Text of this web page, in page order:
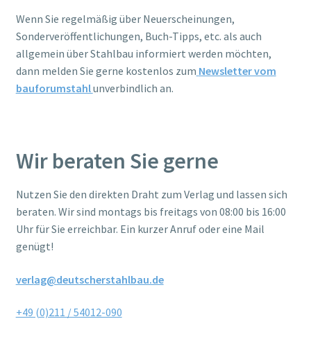
Wenn Sie regelmäßig über Neuerscheinungen,
Sonderveröffentlichungen, Buch-Tipps, etc. als auch
allgemein über Stahlbau informiert werden möchten,
dann melden Sie gerne kostenlos zum Newsletter vom
bauforumstahlunverbindlich an.
Wir beraten Sie gerne
Nutzen Sie den direkten Draht zum Verlag und lassen sich
beraten. Wir sind montags bis freitags von 08:00 bis 16:00
Uhr für Sie erreichbar. Ein kurzer Anruf oder eine Mail
genügt!
verlag@deutscherstahlbau.de
+49 (0)211 / 54012-090